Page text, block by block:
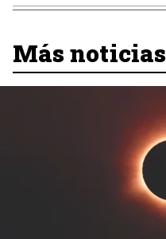
Más noticias